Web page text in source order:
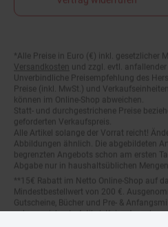
Fußnoten
Versandkosten und zzgl. evtl. anfallender
Unverbindliche Preisempfehlung des
Preise (inkl. MwSt.) und
können im Online-Shop abweichen.
Statt- und durchgestrichene Preise
geforderten Verkaufspreis.
Alle Artikel solange der Vorrat reicht!
Abbildungen ähnlich. Die abgebildeten
begrenzten Angebots schon am ersten
Abgabe nur in haushaltsüblichen
Mindestbestellwert von 200 €.
Gutscheine, Bücher und Pre- &
gekennzeichnete Artikel. Keine